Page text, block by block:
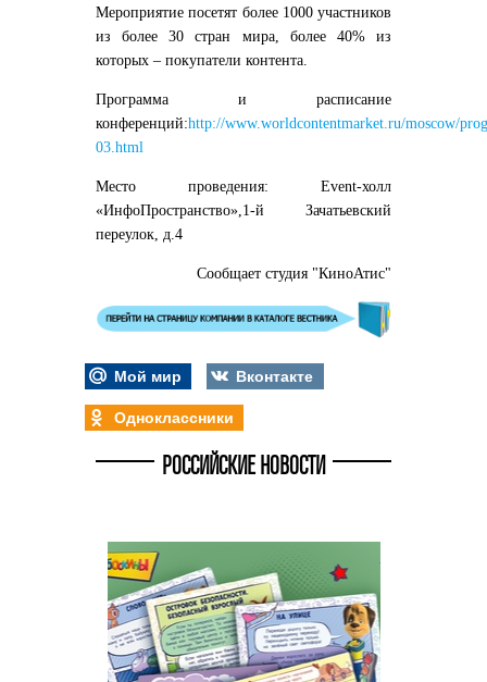
Мероприятие посетят более 1000 участников
из более 30 стран мира, более 40% из
которых – покупатели контента.
Программа и расписание
конференций:http://www.worldcontentmarket.ru/moscow/
03.html
Место проведения: Event-холл
«ИнфоПространство»,1-й Зачатьевский
переулок, д.4
Сообщает студия "КиноАтис"
Мой мир
Вконтакте
Одноклассники
РОССИЙСКИЕ НОВОСТИ